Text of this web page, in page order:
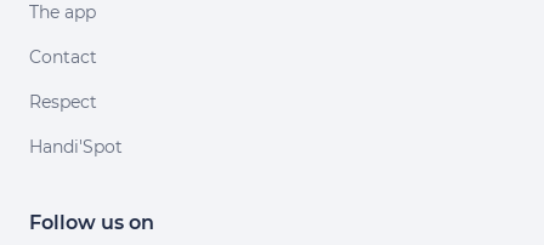
The app
Contact
Respect
Handi'Spot
Follow us on